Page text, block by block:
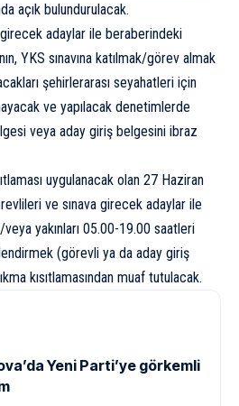
açık bulundurulacak.
adaylar ile beraberindeki
YKS sınavına katılmak/görev almak
şehirlerarası seyahatleri için
ve yapılacak denetimlerde
veya aday giriş belgesini ibraz
uygulanacak olan 27 Haziran
ve sınava girecek adaylar ile
yakınları 05.00-19.00 saatleri
(görevli ya da aday giriş
kısıtlamasından muaf tutulacak.
Yeni Parti’ye görkemli